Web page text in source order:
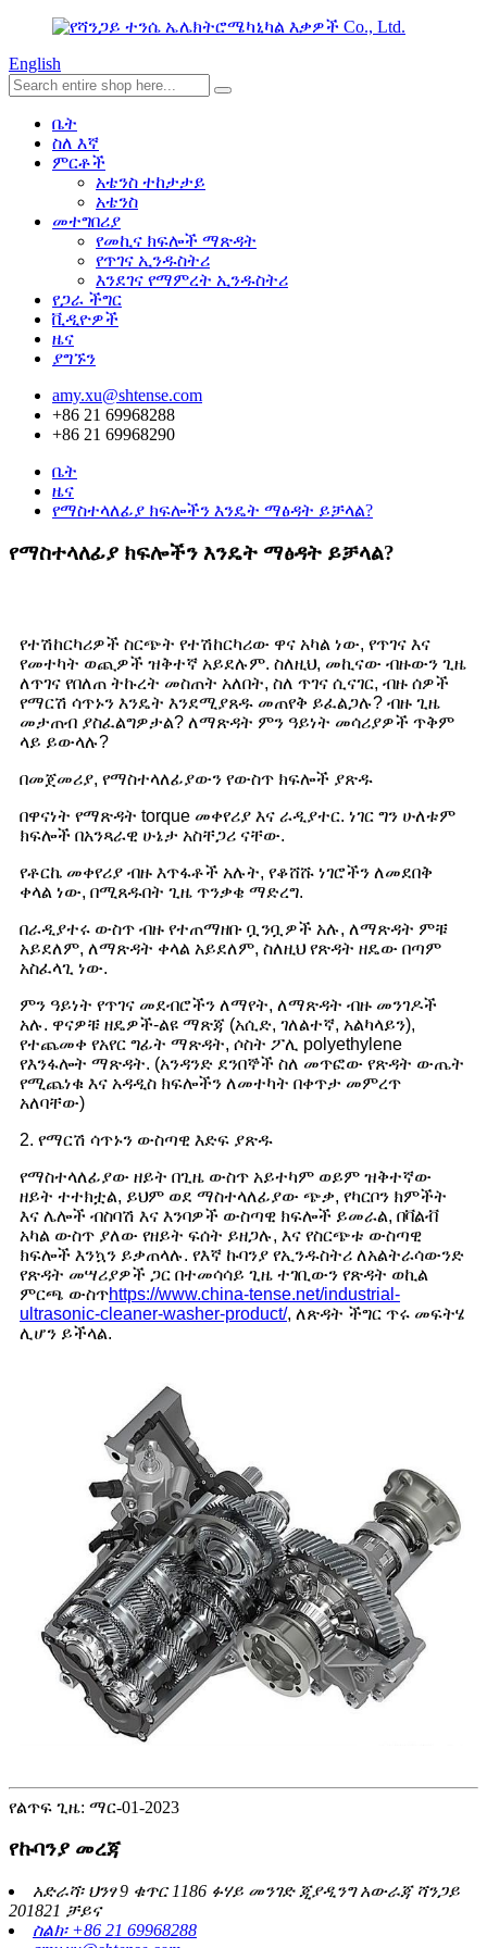
English
ቤት
ስለ እኛ
ምርቶች
አቴንስ ተከታታይ
አቴንስ
መተግበሪያ
የመኪና ክፍሎች ማጽዳት
የጥገና ኢንዱስትሪ
እንደገና የማምረት ኢንዱስትሪ
የጋራ ችግር
ቪዲዮዎች
ዜና
ያግኙን
amy.xu@shtense.com
+86 21 69968288
+86 21 69968290
ቤት
ዜና
የማስተላለፊያ ክፍሎችን እንዴት ማፅዳት ይቻላል?
የማስተላለፊያ ክፍሎችን እንዴት ማፅዳት ይቻላል?
የተሽከርካሪዎች ስርጭት የተሽከርካሪው ዋና አካል ነው, የጥገና እና
የመተካት ወጪዎች ዝቅተኛ አይደሉም. ስለዚህ, መኪናው ብዙውን ጊዜ
ለጥገና የበለጠ ትኩረት መስጠት አለበት, ስለ ጥገና ሲናገር, ብዙ ሰዎች
የማርሽ ሳጥኑን እንዴት እንደሚያጸዱ መጠየቅ ይፈልጋሉ? ብዙ ጊዜ
መታጠብ ያስፈልግዎታል? ለማጽዳት ምን ዓይነት መሳሪያዎች ጥቅም
ላይ ይውላሉ?
በመጀመሪያ, የማስተላለፊያውን የውስጥ ክፍሎች ያጽዱ
በዋናነት የማጽዳት torque መቀየሪያ እና ራዲያተር. ነገር ግን ሁለቱም
ክፍሎች በአንጻራዊ ሁኔታ አስቸጋሪ ናቸው.
የቶርኬ መቀየሪያ ብዙ እጥፋቶች አሉት, የቆሸሹ ነገሮችን ለመደበቅ
ቀላል ነው, በሚጸዱበት ጊዜ ጥንቃቄ ማድረግ.
በራዲያተሩ ውስጥ ብዙ የተጠማዘቡ ቧንቧዎች አሉ, ለማጽዳት ምቹ
አይደለም, ለማጽዳት ቀላል አይደለም, ስለዚህ የጽዳት ዘዴው በጣም
አስፈላጊ ነው.
ምን ዓይነት የጥገና መደብሮችን ለማየት, ለማጽዳት ብዙ መንገዶች
አሉ. ዋናዎቹ ዘዴዎች-ልዩ ማጽጃ (አሲድ, ገለልተኛ, አልካላይን),
የተጨመቀ የአየር ግፊት ማጽዳት, ሶስት ፖሊ polyethylene
የእንፋሎት ማጽዳት. (አንዳንድ ደንበኞች ስለ መጥፎው የጽዳት ውጤት
የሚጨነቁ እና አዳዲስ ክፍሎችን ለመተካት በቀጥታ መምረጥ
አለባቸው)
2. የማርሽ ሳጥኑን ውስጣዊ እድፍ ያጽዱ
የማስተላለፊያው ዘይት በጊዜ ውስጥ አይተካም ወይም ዝቅተኛው
ዘይት ተተክቷል, ይህም ወደ ማስተላለፊያው ጭቃ, የካርቦን ክምችት
እና ሌሎች ብስባሽ እና እንባዎች ውስጣዊ ክፍሎች ይመራል, በቫልቭ
አካል ውስጥ ያለው የዘይት ፍሰት ይዘጋሉ, እና የስርጭቱ ውስጣዊ
ክፍሎች እንኳን ይቃጠላሉ. የእኛ ኩባንያ የኢንዱስትሪ ለአልትራሳውንድ
የጽዳት መሣሪያዎች ጋር በተመሳሳይ ጊዜ ተገቢውን የጽዳት ወኪል
ምርጫ ውስጥhttps://www.china-tense.net/industrial-
ultrasonic-cleaner-washer-product/, ለጽዳት ችግር ጥሩ መፍትሄ
ሊሆን ይችላል.
የልጥፍ ጊዜ: ማር-01-2023
የኩባንያ መረጃ
አድራሻ፡ ህንፃ 9 ቁጥር 1186 ፉሃይ መንገድ ጂያዲንግ አውራጃ ሻንጋይ
201821 ቻይና
ስልክ፡ +86 21 69968288